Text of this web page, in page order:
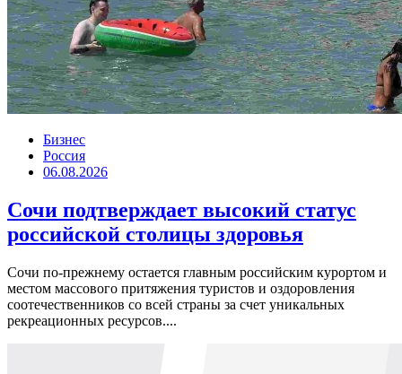
Бизнес
Россия
06.08.2026
Сочи подтверждает высокий статус
российской столицы здоровья
Сочи по-прежнему остается главным российским курортом и
местом массового притяжения туристов и оздоровления
соотечественников со всей страны за счет уникальных
рекреационных ресурсов....